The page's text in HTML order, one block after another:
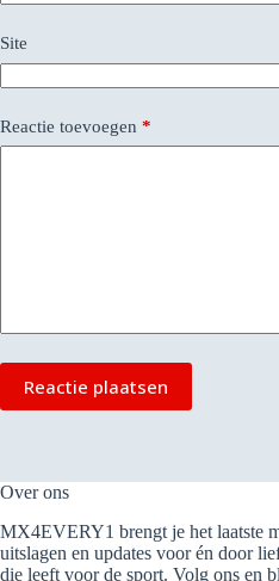
Site
Reactie toevoegen *
Reactie plaatsen
Over ons
MX4EVERY1 brengt je het laatste
uitslagen en updates voor én door
die leeft voor de sport. Volg ons en